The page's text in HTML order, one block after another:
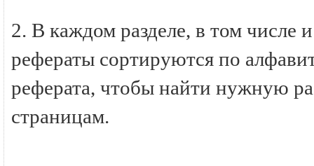
2. В каждом разделе, в том
рефераты сортируются по
реферата, чтобы найти нужную
страницам.